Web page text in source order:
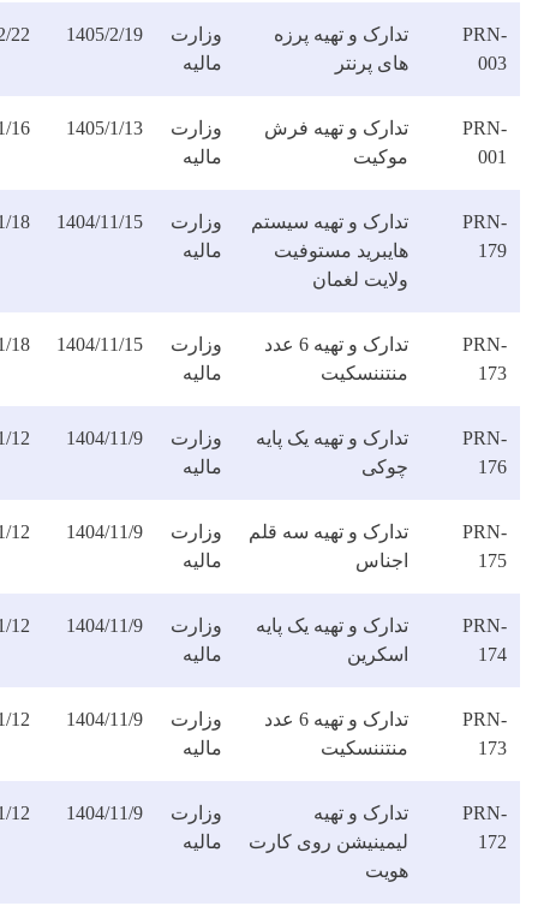
و تهیه پرزه
پرنتر
وزارت
مالیه
1405/2/19
1405/2/22
دانلود
و تهیه فرش
وزارت
مالیه
1405/1/13
1405/1/16
دانلود
و تهیه سیستم
مستوفیت
وزارت
مالیه
1404/11/15
1404/11/18
دانلود
تدارک و تهیه 6 عدد
وزارت
مالیه
1404/11/15
1404/11/18
دانلود
و تهیه یک پایه
وزارت
1404/11/9
1404/11/12
دانلود
و تهیه سه قلم
وزارت
مالیه
1404/11/9
1404/11/12
دانلود
و تهیه یک پایه
وزارت
مالیه
1404/11/9
1404/11/12
دانلود
تدارک و تهیه 6 عدد
وزارت
مالیه
1404/11/9
1404/11/12
دانلود
و تهیه
روی کارت
وزارت
مالیه
1404/11/9
1404/11/12
دانلود